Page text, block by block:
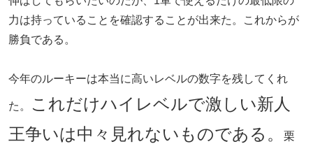
力は持っていることを確認することが出来た。これからが
勝負である。
今年のルーキーは本当に高いレベルの数字を残してくれ
た。
これだけハイレベルで激しい新人
王争いは中々見れないものである。
栗